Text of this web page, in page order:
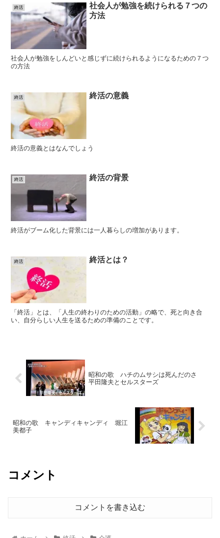
終活
社会人が勉強を続けられる７つの
方法
社会人が勉強をしんどいと感じずに続けられるようになるための７つ
の方法
終活 終活の意義
終活の意義とはなんでしょう
終活 終活の背景
終活がブーム化した背景には一人暮らしの増加があります。
終活 終活とは？
「終活」とは、「人生の終わりのための活動」の略で、死と向き合
い、自分らしい人生を送るための準備のことです。
昭和の歌 ハチのムサシは死んだのさ
平田隆夫とセルスターズ
昭和の歌 キャンディキャンディ 堀江
美都子
コメント
コメントを書き込む